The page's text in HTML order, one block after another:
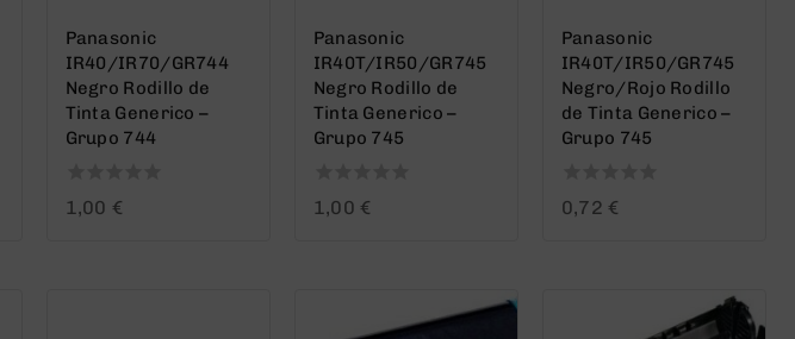
Panasonic
IR40/IR70/GR744
Negro Rodillo de
Tinta Generico –
Grupo 744
0
1,00 €
Panasonic
IR40T/IR50/GR745
Negro Rodillo de
Tinta Generico –
Grupo 745
0
1,00 €
Panasonic
IR40T/IR50/GR745
Negro/Rojo Rodillo
de Tinta Generico –
Grupo 745
0
0,72 €